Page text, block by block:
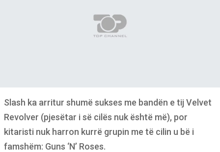
Slash ka arritur shumë sukses me bandën e tij Velvet
Revolver (pjesëtar i së cilës nuk është më), por
kitaristi nuk harron kurrë grupin me të cilin u bë i
famshëm: Guns ‘N’ Roses.